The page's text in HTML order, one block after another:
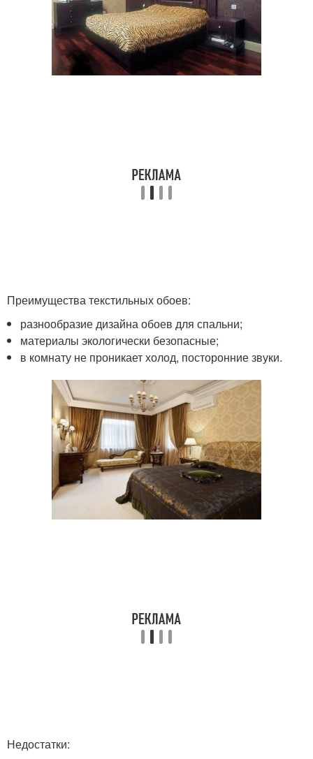
Преимущества текстильных обоев:
разнообразие дизайна обоев для спальни;
материалы экологически безопасные;
в комнату не проникает холод, посторонние звуки.
Недостатки: